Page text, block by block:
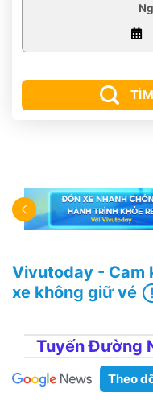
Vivutoday - Cam
xe không giữ vé
Tuyến Đường
Theo